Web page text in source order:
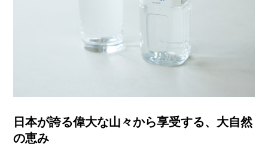
日本が誇る偉大な山々から享受する、大自然
の恵み